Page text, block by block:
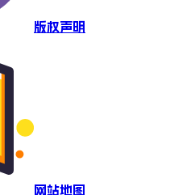
版权声明
网站地图